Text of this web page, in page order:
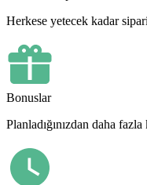
Herkese yetecek kadar
Bonuslar
Planladığınızdan daha fazla